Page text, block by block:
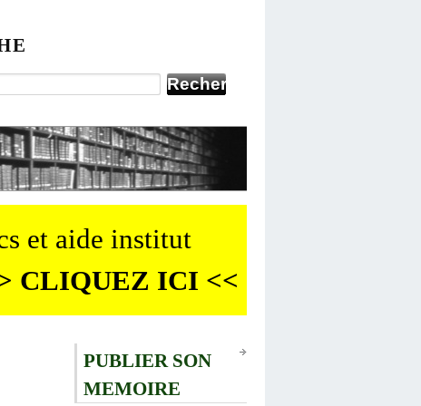
et aide institut
CLIQUEZ ICI <<
PUBLIER SON
MEMOIRE